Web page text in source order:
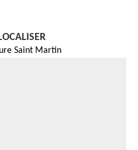
Saint Martin